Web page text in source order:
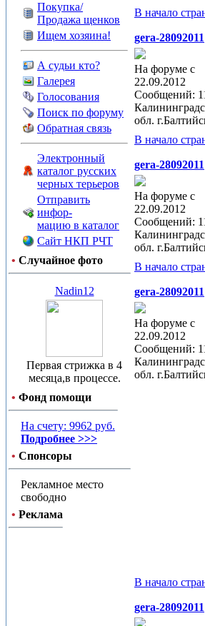
Покупка/
Продажа щенков
Ищем хозяина!
А судьи кто?
Галерея
Голосования
Поиск по форуму
Обратная связь
Электронный
каталог русских
черных терьеров
Отправить
инфор-
мацию в каталог
Сайт НКП РЧТ
• Случайное фото
Nadin12
Первая стрижка в 4
месяца,в процессе.
• Фонд помощи
На счету: 9962 руб.
Подробнее >>>
• Спонсоры
Рекламное место
свободно
• Реклама
В начало
gera-28092011
На форуме с
22.09.2012
Сообщений:
обл.
В начало
gera-28092011
На форуме с
22.09.2012
Сообщений:
обл.
В начало
gera-28092011
На форуме с
22.09.2012
Сообщений:
обл.
В начало
gera-28092011